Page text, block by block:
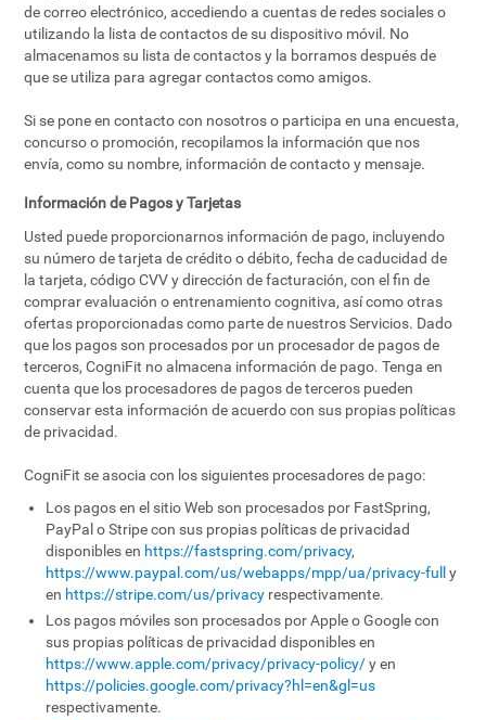
de correo electrónico, accediendo a cuentas de redes sociales o
utilizando la lista de contactos de su dispositivo móvil. No
almacenamos su lista de contactos y la borramos después de
que se utiliza para agregar contactos como amigos.
Si se pone en contacto con nosotros o participa en una encuesta,
concurso o promoción, recopilamos la información que nos
envía, como su nombre, información de contacto y mensaje.
Información de Pagos y Tarjetas
Usted puede proporcionarnos información de pago, incluyendo
su número de tarjeta de crédito o débito, fecha de caducidad de
la tarjeta, código CVV y dirección de facturación, con el fin de
comprar evaluación o entrenamiento cognitiva, así como otras
ofertas proporcionadas como parte de nuestros Servicios. Dado
que los pagos son procesados por un procesador de pagos de
terceros, CogniFit no almacena información de pago. Tenga en
cuenta que los procesadores de pagos de terceros pueden
conservar esta información de acuerdo con sus propias políticas
de privacidad.
CogniFit se asocia con los siguientes procesadores de pago:
Los pagos en el sitio Web son procesados por FastSpring,
PayPal o Stripe con sus propias políticas de privacidad
disponibles en https://fastspring.com/privacy,
https://www.paypal.com/us/webapps/mpp/ua/privacy-full
y
en https://stripe.com/us/privacy respectivamente.
Los pagos móviles son procesados por Apple o Google con
sus propias políticas de privacidad disponibles en
https://www.apple.com/privacy/privacy-policy/y en
https://policies.google.com/privacy?hl=en&gl=us
respectivamente.